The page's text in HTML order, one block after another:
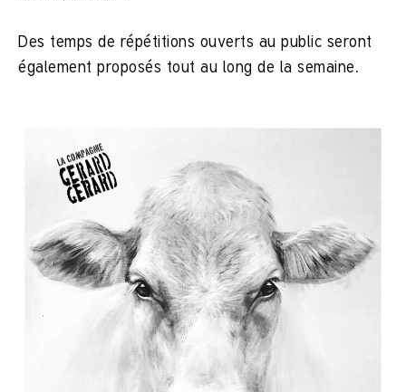
Des temps de répétitions ouverts au public seront
également proposés tout au long de la semaine.